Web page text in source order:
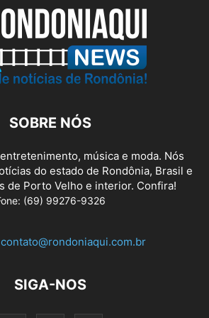
SOBRE NÓS
música e moda. Nós
do estado de Rondônia, Brasil e
de Porto Velho e interior. Confira!
(69) 99276-9326
contato@rondoniaqui.com.br
SIGA-NOS